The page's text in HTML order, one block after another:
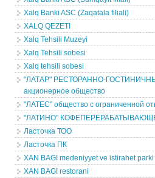
Xalq Banki ASC (Zaqatala filiali)
XALQ QEZETI
Xalq Tehsili Muzeyi
Xalq Tehsili sobesi
Xalq tehsili sobesi
"ЛАТАР" РЕСТОРАННО-
акционерное общество
"ЛАТЕС" общество с ограниченной
"ЛАТИНО"
Ласточка ТОО
Ласточка ПК
XAN BAGI medeniyyet ve istirahet parki
XAN BAGI restorani